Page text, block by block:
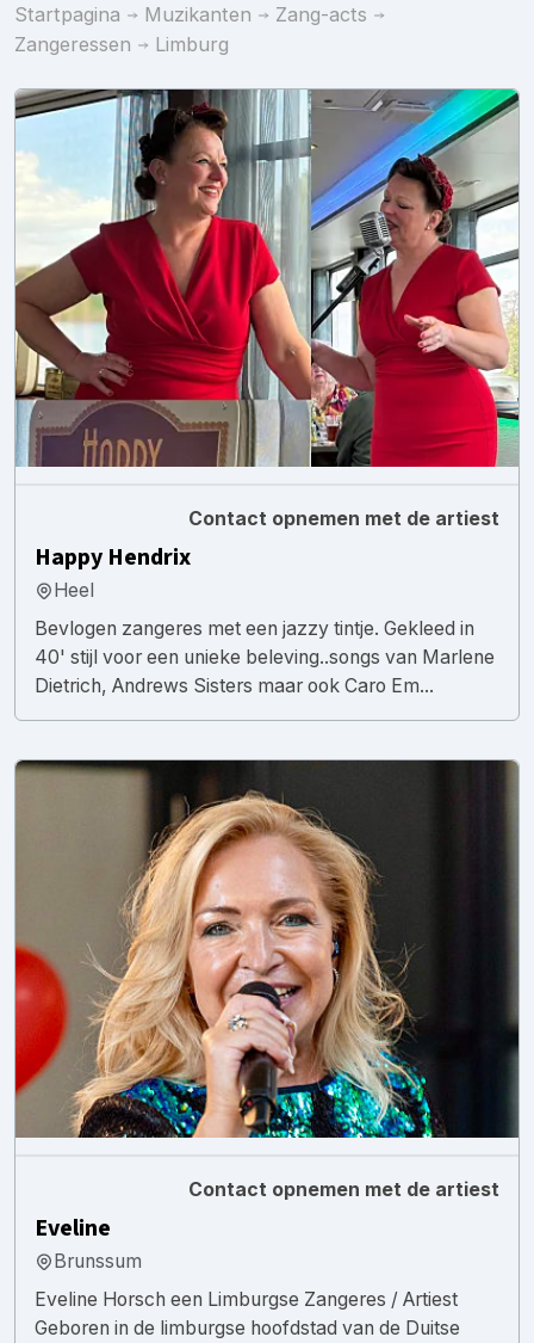
Startpagina Muzikanten
Zang-acts
Zangeressen
Limburg
Contact opnemen met de artiest
Happy Hendrix
Heel
Bevlogen zangeres met een jazzy tintje. Gekleed in
40' stijl voor een unieke beleving..songs van Marlene
Dietrich, Andrews Sisters maar ook Caro Em...
Contact opnemen met de artiest
Eveline
Brunssum
Eveline Horsch een Limburgse Zangeres / Artiest
Geboren in de limburgse hoofdstad van de Duitse